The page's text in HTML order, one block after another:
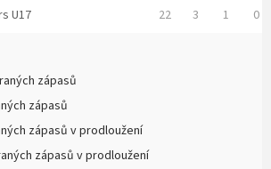
U17 22 3 1 0
zápasů
zápasů
zápasů v prodloužení
zápasů v prodloužení